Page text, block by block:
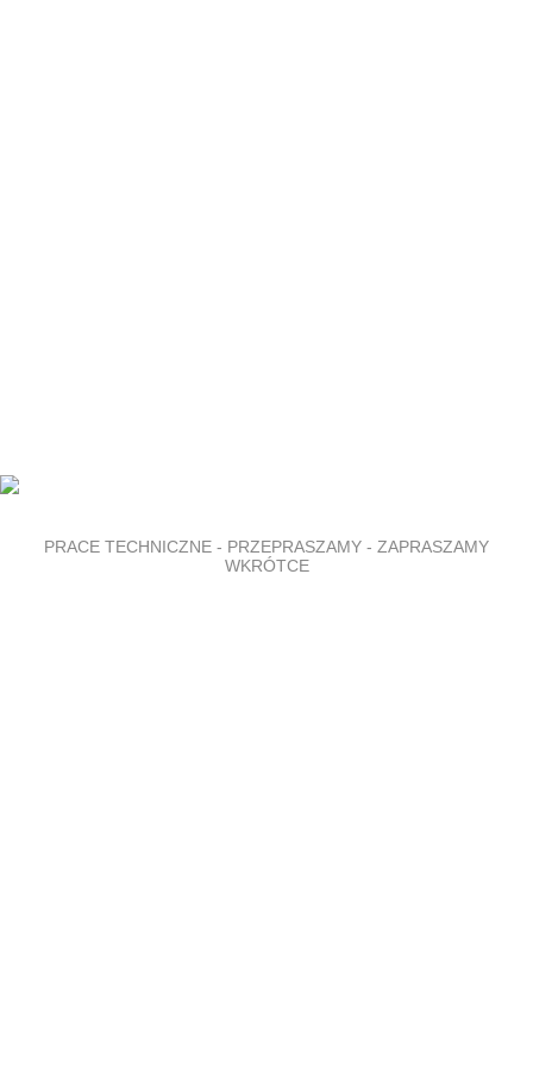
PRACE TECHNICZNE - PRZEPRASZAMY - ZAPRASZAMY
WKRÓTCE